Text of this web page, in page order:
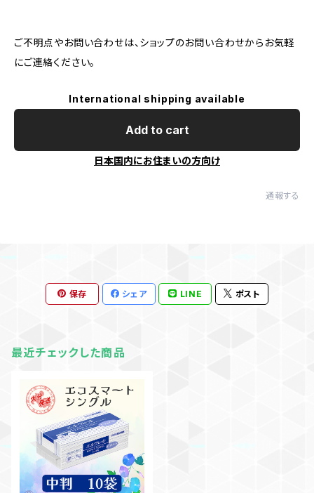
ご不明点やお問い合わせは、ショップのお問い合わせからお気軽
にご連絡ください。
International shipping available
Add to cart
日本国内にお住まいの方向け
通報する
保存 シェア LINE ポスト
最近チェックした商品